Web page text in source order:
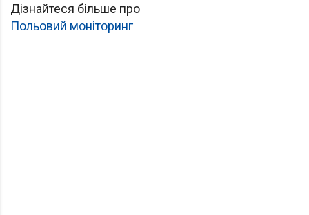
Дізнайтеся більше про
Польовий моніторинг